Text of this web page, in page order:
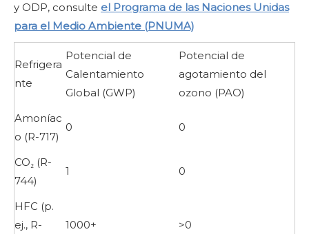
y ODP, consulte el Programa de las Naciones Unidas
para el Medio Ambiente (PNUMA)
Refrigera
nte
Potencial de
Calentamiento
Global (GWP)
Potencial de
agotamiento del
ozono (PAO)
Amoníac
o (R-717)
0 0
CO₂ (R-
744)
1 0
HFC (p.
ej., R-
1000+ >0